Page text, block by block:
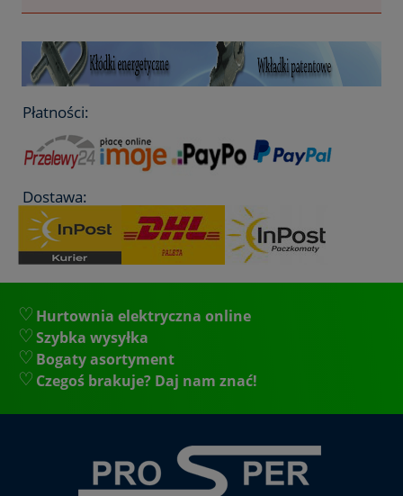
Płatności:
Dostawa:
Hurtownia elektryczna online
Szybka wysyłka
Bogaty asortyment
Czegoś brakuje? Daj nam znać!